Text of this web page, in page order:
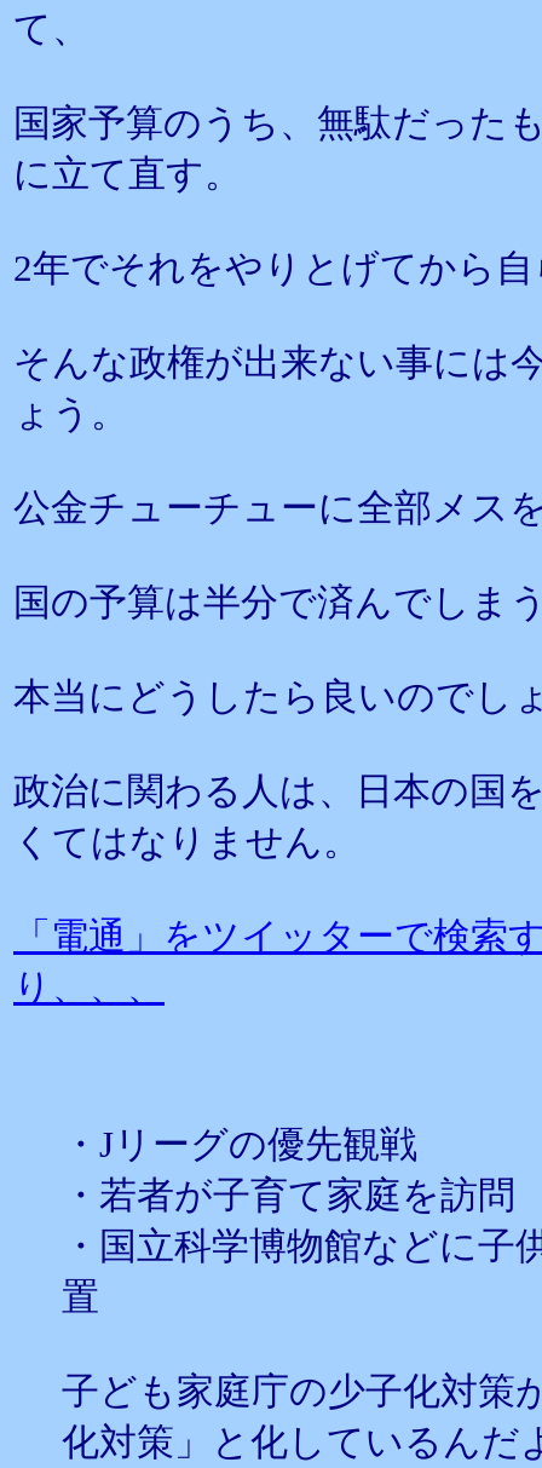
て、
国家予算のうち、無駄だった
に立て直す。
2年でそれをやりとげてから
そんな政権が出来ない事には
ょう。
公金チューチューに全部メス
国の予算は半分で済んでしま
本当にどうしたら良いのでし
政治に関わる人は、日本の国
くてはなりません。
「電通」をツイッターで検索
り、、、
・Jリーグの優先観戦
・若者が子育て家庭を訪問
・国立科学博物館などに
置
子ども家庭庁の少子化対策
化対策」と化しているんだ